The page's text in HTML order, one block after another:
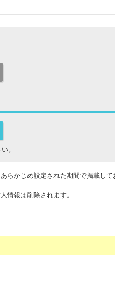
。
らかじめ設定された期間で掲載して
情報は削除されます。